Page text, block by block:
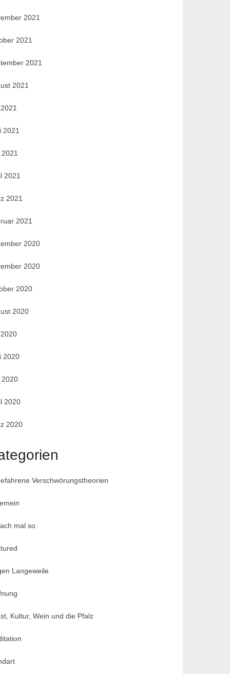
2021
2021
2021
2021
2021
2021
2021
2021
2020
2020
2020
2020
2020
2020
2020
2020
Verschwörungstheorien
mal so
Langeweile
Kultur, Wein und die Pfalz